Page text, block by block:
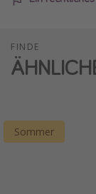
FINDE
Sommer